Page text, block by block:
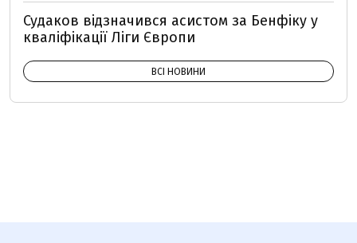
Судаков відзначився асистом за Бенфіку у
кваліфікації Ліги Європи
ВСІ НОВИНИ